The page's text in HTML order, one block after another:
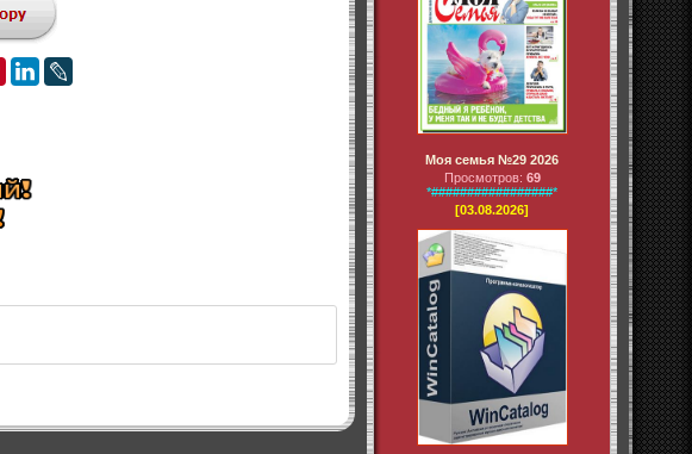
Моя семья №29 2026
Просмотров: 69
*#################*
[03.08.2026]